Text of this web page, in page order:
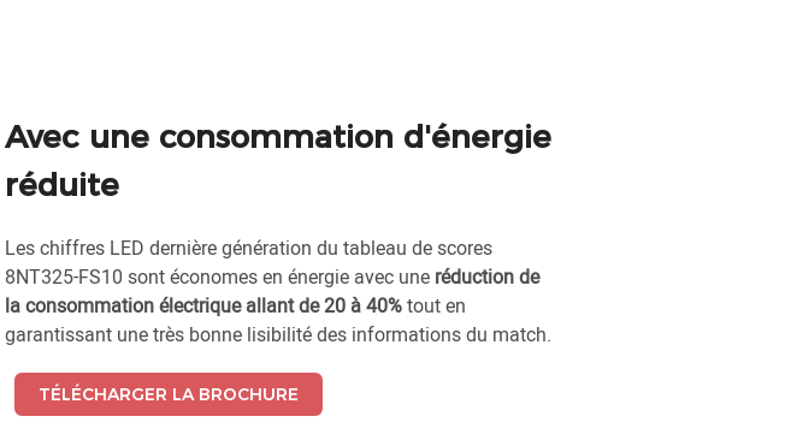
Avec une consommation d'énergie
réduite
Les chiffres LED dernière génération du tableau de scores
8NT325-FS10 sont économes en énergie avec une réduction de
la consommation électrique allant de 20 à 40%tout en
garantissant une très bonne lisibilité des informations du match.
TÉLÉCHARGER LA BROCHURE